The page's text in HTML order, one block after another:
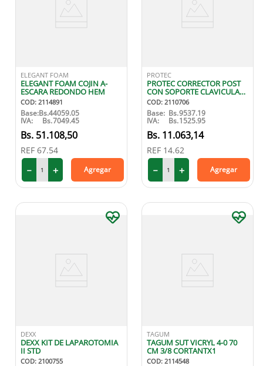
ELEGANT FOAM
ELEGANT FOAM COJIN A-
ESCARA REDONDO HEM
COD: 2114891
Base:Bs.44059.05
IVA: Bs.7049.45
51.108,50
REF 67.54
＋
－ Agregar
PROTEC
PROTEC CORRECTOR POST
CON SOPORTE CLAVICULAR
TALLA S
COD: 2110706
Base: Bs.9537.19
IVA: Bs.1525.95
11.063,14
REF 14.62
＋
－ Agregar
DEXX
DEXX KIT DE LAPAROTOMIA
II STD
COD: 2100755
TAGUM
TAGUM SUT VICRYL 4-0 70
CM 3/8 CORTANTX1
COD: 2114548